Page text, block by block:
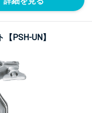
PSH-UN】